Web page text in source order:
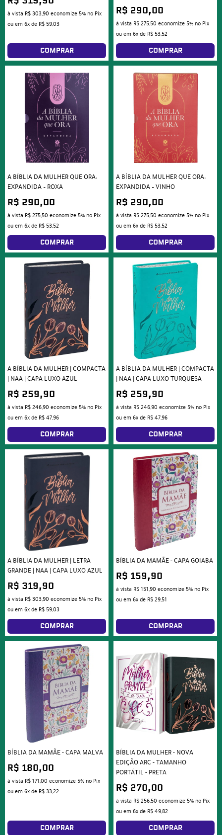
à vista R$ 303,90 economize 5% no Pix
ou em 6xde R$ 59,03
COMPRAR
R$ 290,00
à vista R$ 275,50 economize 5% no Pix
ou em 6xde R$ 53,52
COMPRAR
A BÍBLIA DA MULHER QUE ORA:
EXPANDIDA – ROXA
R$ 290,00
à vista R$ 275,50 economize 5% no Pix
ou em 6xde R$ 53,52
COMPRAR
A BÍBLIA DA MULHER QUE ORA:
EXPANDIDA – VINHO
R$ 290,00
à vista R$ 275,50 economize 5% no Pix
ou em 6xde R$ 53,52
COMPRAR
A BÍBLIA DA MULHER | COMPACTA
| NAA | CAPA LUXO AZUL
R$ 259,90
à vista R$ 246,90 economize 5% no Pix
ou em 6xde R$ 47,96
COMPRAR
A BÍBLIA DA MULHER | COMPACTA
| NAA | CAPA LUXO TURQUESA
R$ 259,90
à vista R$ 246,90 economize 5% no Pix
ou em 6xde R$ 47,96
COMPRAR
A BÍBLIA DA MULHER | LETRA
GRANDE | NAA | CAPA LUXO AZUL
R$ 319,90
à vista R$ 303,90 economize 5% no Pix
ou em 6xde R$ 59,03
COMPRAR
BÍBLIA DA MAMÃE - CAPA GOIABA
R$ 159,90
à vista R$ 151,90 economize 5% no Pix
ou em 6xde R$ 29,51
COMPRAR
BÍBLIA DA MAMÃE - CAPA MALVA
R$ 180,00
à vista R$ 171,00 economize 5% no Pix
ou em 6xde R$ 33,22
COMPRAR
BÍBLIA DA MULHER - NOVA
EDIÇÃO ARC - TAMANHO
PORTÁTIL - PRETA
R$ 270,00
à vista R$ 256,50 economize 5% no Pix
ou em 6xde R$ 49,82
COMPRAR